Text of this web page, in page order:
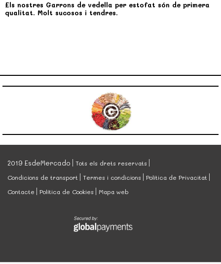
Els nostres Garrons de vedella per estofat són de primera
qualitat. Molt sucosos i tendres.
2019 EsdeMercado
Tots els drets reservats
Condicions de transport
Termes i condicions
Política de Privacitat
Contacte
Política de Cookies Mapa web